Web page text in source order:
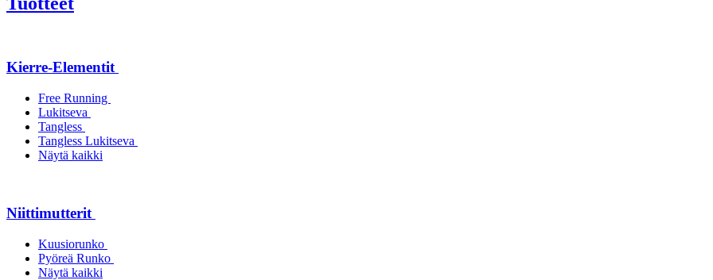
Kierre-Elementit
Free Running
Lukitseva
Tangless
Tangless Lukitseva
Näytä kaikki
Niittimutterit
Kuusiorunko
Pyöreä Runko
Näytä kaikki